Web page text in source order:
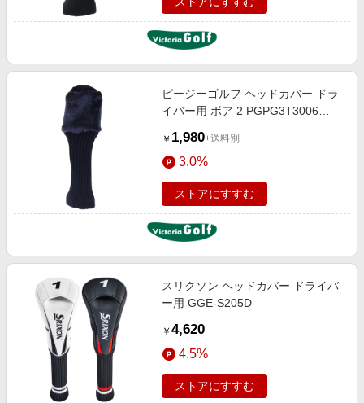
ピージーゴルフ ヘッドカバー ドラ
イバー用 ボア 2 PGPG3T3006
￥ 1,980+送料別
3.0%
ストアにすすむ
スリクソン ヘッドカバー ドライバ
ー用 GGE-S205D
￥ 4,620
4.5%
ストアにすすむ